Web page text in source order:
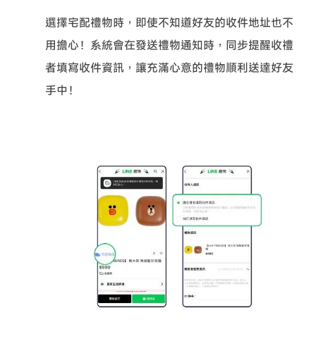
選擇宅配禮物時，即使不知道好友的收件地址也不
用擔心！系統會在發送禮物通知時，同步提醒收禮
者填寫收件資訊，讓充滿心意的禮物順利送達好友
手中！